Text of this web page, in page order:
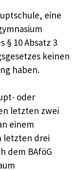
eine
§ 10 Absatz 3
keinen
haben.
oder
letzten zwei
einem
letzten drei
dem BAföG